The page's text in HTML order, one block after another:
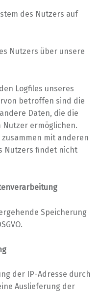
des Nutzers auf
Nutzers über unsere
Logfiles unseres
betroffen sind die
Daten, die die
Nutzer ermöglichen.
mit anderen
Nutzers findet nicht
Speicherung
der IP-Adresse durch
Auslieferung der